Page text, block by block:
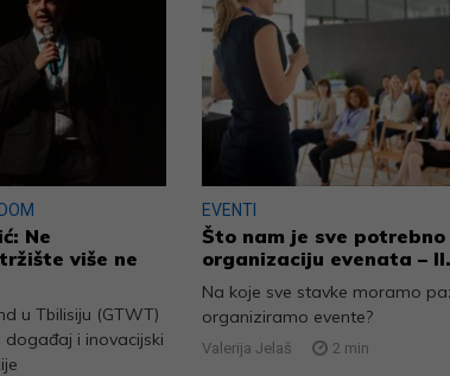
Ne
više ne
u Tbilisiju (GTWT)
događaj i inovacijski
EVENTI
Što nam je sve potrebno
organizaciju evenata –
Na koje sve stavke moramo
organiziramo evente?
Valerija Jelaš 2 min